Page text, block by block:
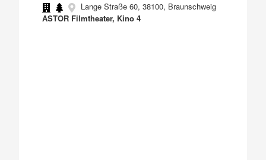
Lange Straße 60, 38100, Braunschweig
ASTOR Filmtheater, Kino 4